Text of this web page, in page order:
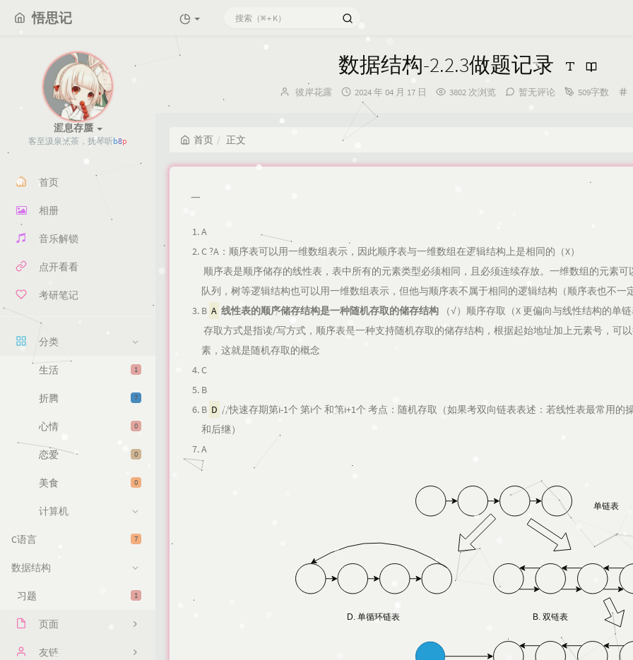
悟思记
渥息存蜃
客至汲 {DFU-
首页
相册
音乐解锁
点开看看
考研笔记
分类
1
生活
7
折腾
0
心情
0
恋爱
0
美食
计算机
7
C语言
数据结构
1
习题
页面
文章归档
友链
数据结构-2.2.3做题记录
博
彼岸花露
发
布
间：
2024 年 04 月 17 日 3802 次浏览 暂无评论 509字数
首页 正文
一
A
C ?A：顺序表可以用一维数组表示，因此顺序表与一维数组在逻辑结构上是相同的（X）
顺序表是顺序储存的线性表，表中所有的元素类型必须相同，且必须连续存放。一维数组的元素可
队列，树等逻辑结构也可以用一维数组表示，但他与顺序表不属于相同的逻辑结构（顺序表也不一
B A 线性表的顺序储存结构是一种随机存取的储存结构（√）顺序存取（X 更偏向与线性结构的单链
存取方式是指读/写方式，顺序表是一种支持随机存取的储存结构，根据起始地址加上元素号，可
素，这就是随机存取的概念
C
B
B D //快速存期第i-1个 第i个 和第i+1个 考点：随机存取（如果考双向链表表述：若线性表最常用的
和后继）
A